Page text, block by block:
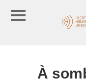
À